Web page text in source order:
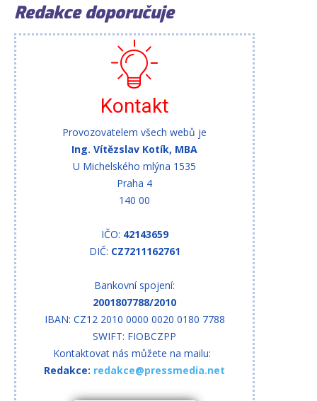
Redakce doporučuje
Kontakt
Provozovatelem všech webů je
Ing. Vítězslav Kotík, MBA
U Michelského mlýna 1535
Praha 4
140 00
IČO: 42143659
DIČ: CZ7211162761
Bankovní spojení:
2001807788/2010
IBAN: CZ12 2010 0000 0020 0180 7788
SWIFT: FIOBCZPP
Kontaktovat nás můžete na mailu:
Redakce: redakce@pressmedia.net